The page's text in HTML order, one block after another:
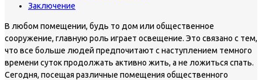
Заключение
В любом помещении, будь то дом или общественное
сооружение, главную роль играет освещение. Это связано с тем,
что все больше людей предпочитают с наступлением темного
времени суток продолжать активно жить, а не ложиться спать.
Сегодня, посещая различные помещения общественного